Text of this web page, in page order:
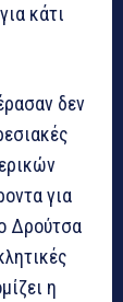
κάτι
δεν
για
Δρούτσα
η